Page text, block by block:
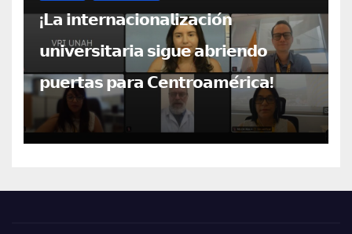
¡𝗟𝗮 𝗶𝗻𝘁𝗲𝗿𝗻𝗮𝗰𝗶𝗼𝗻𝗮𝗹𝗶𝘇𝗮𝗰𝗶𝗼́𝗻
𝘂𝗻𝗶𝘃𝗲𝗿𝘀𝗶𝘁𝗮𝗿𝗶𝗮 𝘀𝗶𝗴𝘂𝗲 𝗮𝗯𝗿𝗶𝗲𝗻𝗱𝗼
𝗽𝘂𝗲𝗿𝘁𝗮𝘀 𝗽𝗮𝗿𝗮 𝗖𝗲𝗻𝘁𝗿𝗼𝗮𝗺𝗲́𝗿𝗶𝗰𝗮!